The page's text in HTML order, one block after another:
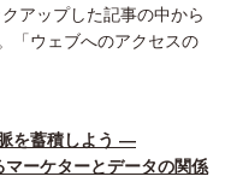
アップした記事の中から
「ウェブへのアクセスの
を蓄積しよう ―
ーケターとデータの関係